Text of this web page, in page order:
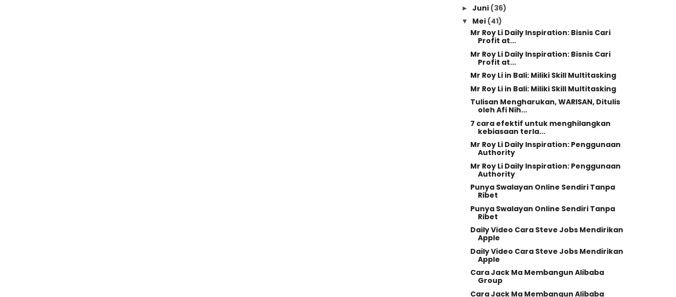
► Juni (36)
▼ Mei (41)
Mr Roy Li Daily Inspiration: Bisnis Cari
Profit at...
Mr Roy Li Daily Inspiration: Bisnis Cari
Profit at...
Mr Roy Li in Bali: Miliki Skill Multitasking
Mr Roy Li in Bali: Miliki Skill Multitasking
Tulisan Mengharukan, WARISAN, Ditulis
oleh Afi Nih...
7 cara efektif untuk menghilangkan
kebiasaan terla...
Mr Roy Li Daily Inspiration: Penggunaan
Authority
Mr Roy Li Daily Inspiration: Penggunaan
Authority
Punya Swalayan Online Sendiri Tanpa
Ribet
Punya Swalayan Online Sendiri Tanpa
Ribet
Daily Video Cara Steve Jobs Mendirikan
Apple
Daily Video Cara Steve Jobs Mendirikan
Apple
Cara Jack Ma Membangun Alibaba
Group
Cara Jack Ma Membangun Alibaba